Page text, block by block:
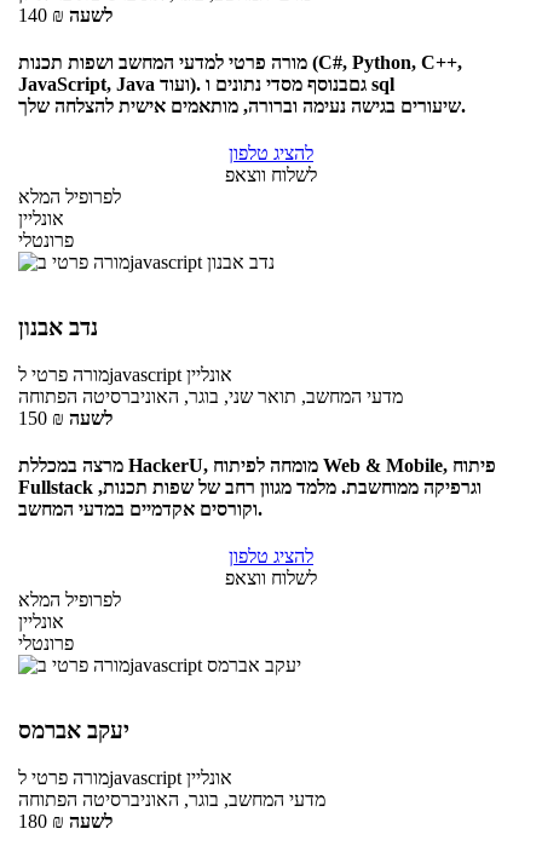
140 ₪ לשעה
מורה פרטי למדעי המחשב ושפות תכנות (C#, Python, C++,
JavaScript, Java ועוד). גםבנוסף מסדי נתונים ו sql
שיעורים בגישה נעימה וברורה, מותאמים אישית להצלחה שלך.
להציג טלפון
לשלוח ווצאפ
לפרופיל המלא
אונליין
פרונטלי
נדב אבנון
מורה פרטילjavascript אונליין
מדעי המחשב, תואר שני, בוגר, האוניברסיטה הפתוחה
150 ₪ לשעה
מרצה במכללת HackerU, מומחה לפיתוח Web & Mobile, פיתוח
Fullstack וגרפיקה ממוחשבת. מלמד מגוון רחב של שפות תכנות,
וקורסים אקדמיים במדעי המחשב.
להציג טלפון
לשלוח ווצאפ
לפרופיל המלא
אונליין
פרונטלי
יעקב אברמס
מורה פרטילjavascript אונליין
מדעי המחשב, בוגר, האוניברסיטה הפתוחה
180 ₪ לשעה